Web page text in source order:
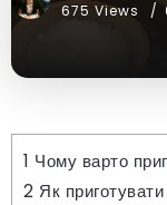
675 Views
1 Чому варто
2 Як